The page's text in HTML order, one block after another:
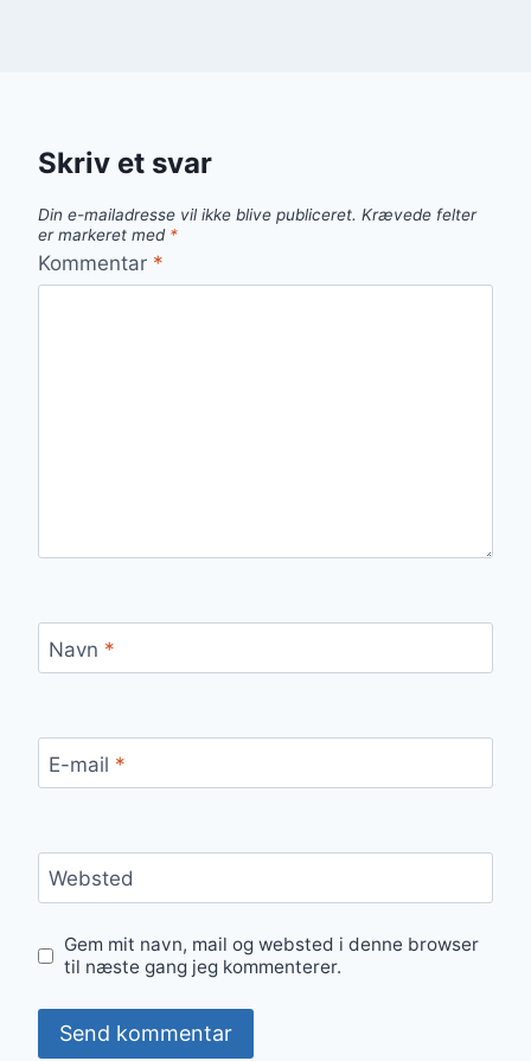
Skriv et svar
Din e-mailadresse vil ikke blive publiceret. Krævede felter
er markeret med *
Kommentar *
Navn *
E-mail *
Websted
Gem mit navn, mail og websted i denne browser
til næste gang jeg kommenterer.